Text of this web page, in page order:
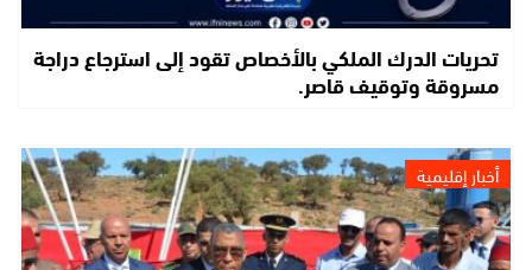
تحريات الدرك الملكي بالأخصاص تقود إلى استرجاع دراجة
مسروقة وتوقيف قاصر.
أخبار إقليمية